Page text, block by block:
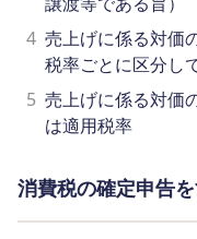
4 売上げに係る対価
税率ごとに区分し
5 売上げに係る対価
は適用税率
消費税の確定申告